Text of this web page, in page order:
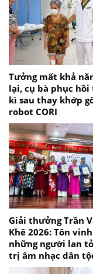
Tưởng mất khả
lại, cụ bà phục hồi
kì sau thay khớp
robot CORI
Giải thưởng Trần
Khê 2026: Tôn vinh
những người lan
trị âm nhạc dân